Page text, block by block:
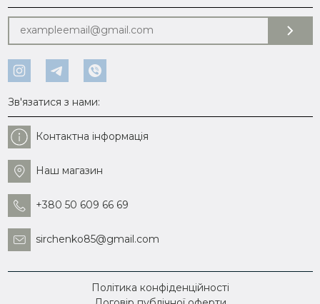
Зв'язатися з нами:
Контактна інформація
Наш магазин
+380 50 609 66 69
sirchenko85@gmail.com
Політика конфіденційності